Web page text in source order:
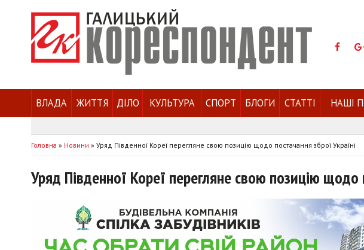
ВЛАДА ЖИТТЯ ДІЛО КУЛЬТУРА СПОРТ БЛОГИ СТАТТІ НАШІ
Головна » Новини » Уряд Південної Кореї перегляне свою позицію щодо постачання зброї Україні
Уряд Південної Кореї перегляне свою позицію щодо